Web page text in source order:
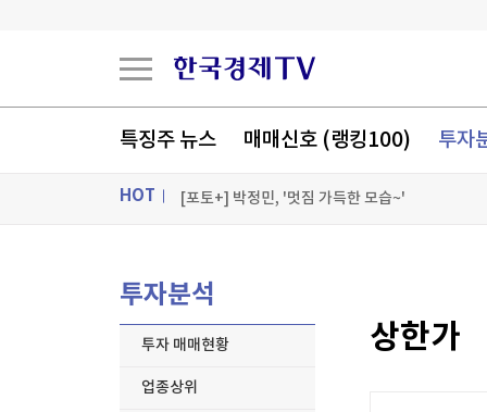
특징주 뉴스 매매신호 (랭킹100) 투자
HOT
[속보] 與최고위원 순회경선…박선원·최민희·서
[속보] 與경선 당원투표 누계 김민석 45.42%·
[포토+] 박정민, '멋짐 가득한 모습~'
"나야, '흑백요리사' 시즌3"
올림픽대로 달리던 SUV서 '불'…일대 정체
올림픽대로 달리던 SUV서 '불'…일대 정체
한국경제TV
머니팜 모닝라이브
오늘장 뭐사지?
증권
투자분석
투자 매매현황
업종상위
상한가